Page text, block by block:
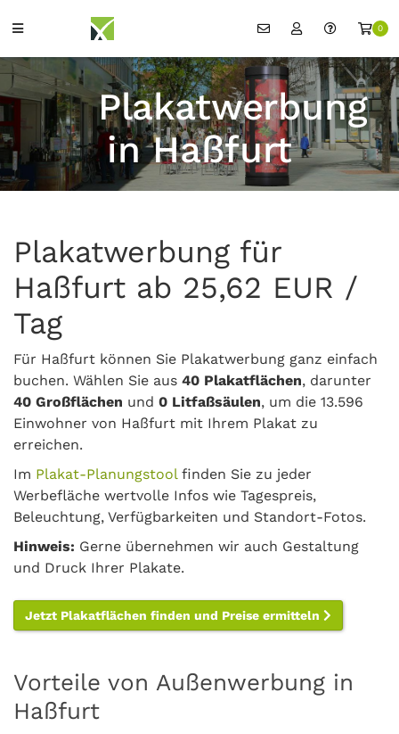
0
Plakatwerbung
in Haßfurt
Plakatwerbung für
Haßfurt ab 25,62 EUR /
Tag
Für Haßfurt können Sie Plakatwerbung ganz einfach
buchen. Wählen Sie aus 40 Plakatflächen, darunter
40 Großflächen und 0 Litfaßsäulen, um die 13.596
Einwohner von Haßfurt mit Ihrem Plakat zu
erreichen.
Im Plakat-Planungstoolfinden Sie zu jeder
Werbefläche wertvolle Infos wie Tagespreis,
Beleuchtung, Verfügbarkeiten und Standort-Fotos.
Hinweis: Gerne übernehmen wir auch Gestaltung
und Druck Ihrer Plakate.
Jetzt Plakatflächen finden und Preise ermitteln
Vorteile von Außenwerbung in
Haßfurt